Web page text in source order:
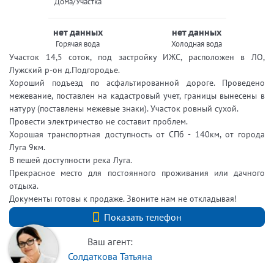
нет данных
Горячая вода
нет данных
Холодная вода
Участок 14,5 соток, под застройку ИЖС, расположен в ЛО,
Лужский р-он д.Подгородье.
Хороший подъезд по асфальтированной дороге. Проведено
межевание, поставлен на кадастровый учет, границы вынесены в
натуру (поставлены межевые знаки). Участок ровный сухой.
Провести электричество не составит проблем.
Хорошая транспортная доступность от СПб - 140км, от города
Луга 9км.
В пешей доступности река Луга.
Прекрасное место для постоянного проживания или дачного
отдыха.
Документы готовы к продаже. Звоните нам не откладывая!
Показать телефон
+7 (812) 740-70-40
Ваш агент:
Солдаткова Татьяна